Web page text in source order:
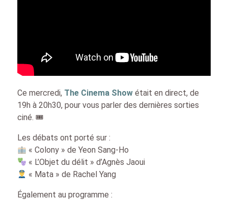
Ce mercredi, The Cinema Show était en direct, de
19h à 20h30, pour vous parler des dernières sorties
ciné. 🎟
Les débats ont porté sur :
« Colony » de Yeon Sang-Ho
« L’Objet du délit » d’Agnès Jaoui
« Mata » de Rachel Yang
Également au programme :